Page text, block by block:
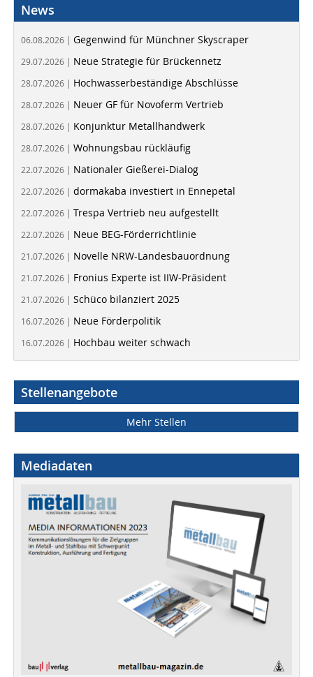
News
06.08.2026 | Gegenwind für Münchner Skyscraper
29.07.2026 | Neue Strategie für Brückennetz
28.07.2026 | Hochwasserbeständige Abschlüsse
28.07.2026 | Neuer GF für Novoferm Vertrieb
28.07.2026 | Konjunktur Metallhandwerk
28.07.2026 | Wohnungsbau rückläufig
22.07.2026 | Nationaler Gießerei-Dialog
22.07.2026 | dormakaba investiert in Ennepetal
22.07.2026 | Trespa Vertrieb neu aufgestellt
22.07.2026 | Neue BEG-Förderrichtlinie
21.07.2026 | Novelle NRW-Landesbauordnung
21.07.2026 | Fronius Experte ist IIW-Präsident
21.07.2026 | Schüco bilanziert 2025
16.07.2026 | Neue Förderpolitik
16.07.2026 | Hochbau weiter schwach
Stellenangebote
Mehr Stellen
Mediadaten